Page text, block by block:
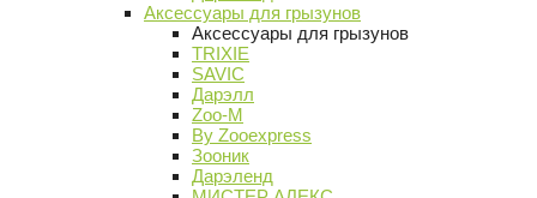
Аксессуары для грызунов
Аксессуары для грызунов
TRIXIE
SAVIC
Дарэлл
Zoo-M
By Zooexpress
Зооник
Дарэленд